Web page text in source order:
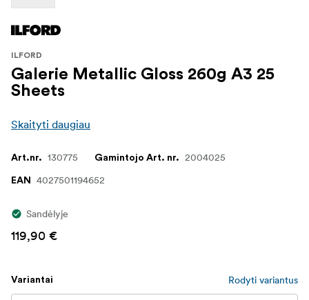
ILFORD
Galerie Metallic Gloss 260g A3 25
Sheets
Skaityti daugiau
Art.nr. 130775 Gamintojo Art. nr. 2004025
EAN 4027501194652
Sandėlyje
119,90 €
Variantai Rodyti variantus